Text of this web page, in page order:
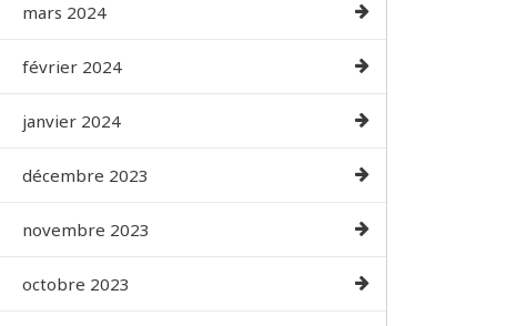
mars 2024
février 2024
janvier 2024
décembre 2023
novembre 2023
octobre 2023